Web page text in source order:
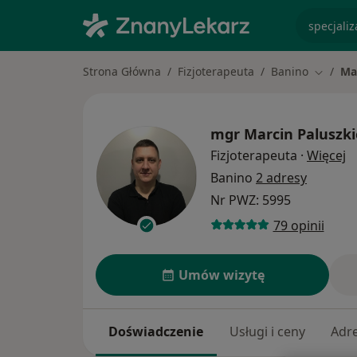
Strona Główna Fizjoterapeuta Banino Zmień
mgr Marcin
Fizjoterapeuta · Więcej
Banino 2 adresy
Nr PWZ: 5995
79 opinii
Umów wizytę
Doświadczenie Usługi i ceny